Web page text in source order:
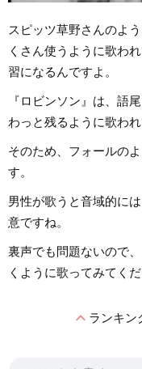
スピッツ草野さんのよ
くさん使うように歌わ
習になるんですよ。
『ロビンソン』は、語
わっと残るように歌われ
そのため、フォールの
す。
男性が歌うと音域的に
意ですね。
裏声でも問題ないので
くように歌ってみてくだ
expand_lessランキン